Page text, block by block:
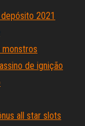
2021
de ignição
all star slots